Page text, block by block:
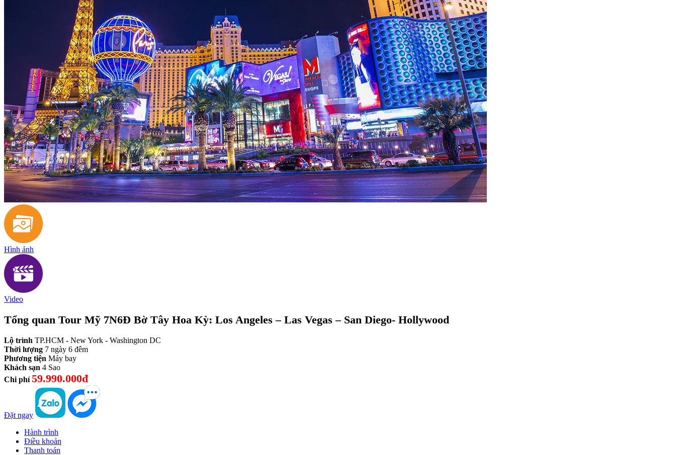
Hình ảnh
Video
Tổng quan Tour Mỹ 7N6Đ Bờ Tây Hoa Kỳ: Los Angeles – Las Vegas – San Diego- Hollywood
Lộ trình TP.HCM - New York - Washington DC
Thời lượng 7 ngày 6 đêm
Phương tiện Máy bay
Khách sạn 4 Sao
Chi phí 59.990.000đ
Đặt ngay
Hành trình
Điều khoản
Thanh toán